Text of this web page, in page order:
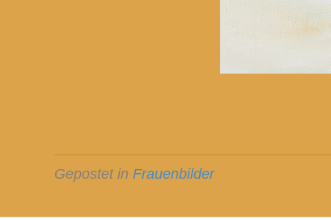
Gepostet inFrauenbilder